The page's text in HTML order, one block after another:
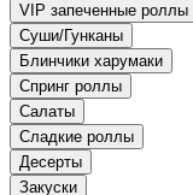
VIP запеченные роллы
Суши/Гунканы
Блинчики харумаки
Спринг роллы
Салаты
Сладкие роллы
Десерты
Закуски